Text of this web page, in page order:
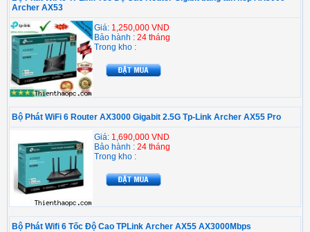
Archer AX53
Giá: 1,250,000 VND
Bảo hành : 24 tháng
Trong kho :
Bộ Phát WiFi 6 Router AX3000 Gigabit 2.5G Tp-Link Archer AX55 Pro
Giá: 1,690,000 VND
Bảo hành : 24 tháng
Trong kho :
Bộ Phát Wifi 6 Tốc Độ Cao TPLink Archer AX55 AX3000Mbps